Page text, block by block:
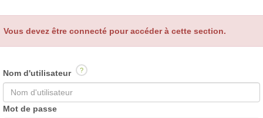
Vous devez être connecté pour accéder à cette section.
Nom d'utilisateur ?
Mot de passe